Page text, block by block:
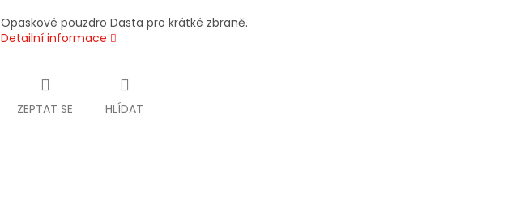
Opaskové pouzdro Dasta pro krátké zbraně.
Detailní informace
ZEPTAT SE HLÍDAT